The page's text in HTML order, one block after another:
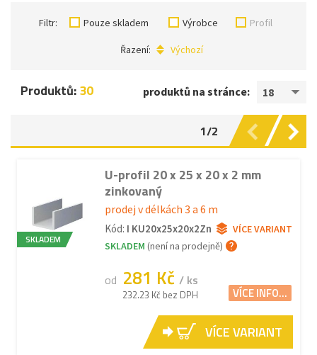
Filtr: Pouze skladem Výrobce Profil
Řazení: Výchozí
produktů na stránce: 18
Produktů:30
1/2
SKLADEM
U-profil 20 x 25 x 20 x 2 mm
zinkovaný
prodej v délkách 3 a 6 m
Kód: I KU20x25x20x2Zn
VÍCE VARIANT
SKLADEM (není na prodejně)
od 281 Kč / ks
232.23 Kč bez DPH VÍCE INFO...
VÍCE VARIANT